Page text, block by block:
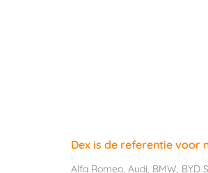
Dex is de referentie voor
Alfa Romeo, Audi, BMW, BYD